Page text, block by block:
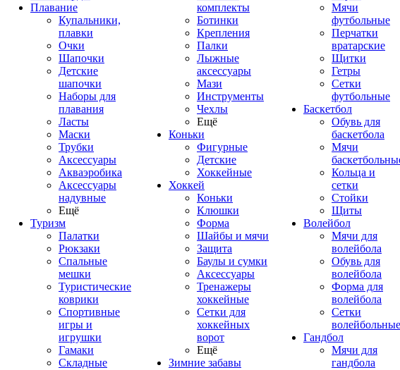
Плавание
Купальники,
плавки
Очки
Шапочки
Детские
шапочки
Наборы для
плавания
Ласты
Маски
Трубки
Аксессуары
Акваэробика
Аксессуары
надувные
Ещё
Туризм
Палатки
Рюкзаки
Спальные
мешки
Туристические
коврики
Спортивные
игры и
игрушки
Гамаки
Складные
комплекты
Ботинки
Крепления
Палки
Лыжные
аксессуары
Мази
Инструменты
Чехлы
Ещё
Коньки
Фигурные
Детские
Хоккейные
Хоккей
Коньки
Клюшки
Форма
Шайбы и мячи
Защита
Баулы и сумки
Аксессуары
Тренажеры
хоккейные
Сетки для
хоккейных
ворот
Ещё
Зимние забавы
Мячи
футбольные
Перчатки
вратарские
Щитки
Гетры
Сетки
футбольные
Баскетбол
Обувь для
баскетбола
Мячи
Кольца и
сетки
Стойки
Щиты
Волейбол
Мячи для
волейбола
Обувь для
волейбола
Форма для
волейбола
Сетки
волейбольные
Гандбол
Мячи для
гандбола